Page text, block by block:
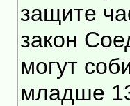
защите
закон
могут
младше